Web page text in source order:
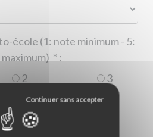
école (1: note minimum - 5:
* :
2
3
5